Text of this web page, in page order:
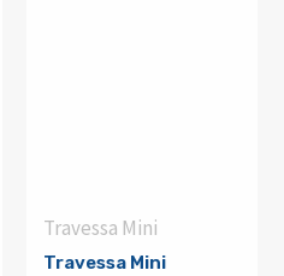
Travessa Mini
Travessa Mini